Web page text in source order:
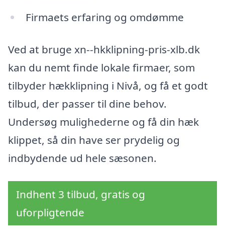
Firmaets erfaring og omdømme
Ved at bruge xn--hkklipning-pris-xlb.dk
kan du nemt finde lokale firmaer, som
tilbyder hækklipning i Nivå, og få et godt
tilbud, der passer til dine behov.
Undersøg mulighederne og få din hæk
klippet, så din have ser prydelig og
indbydende ud hele sæsonen.
Indhent 3 tilbud, gratis og
uforpligtende